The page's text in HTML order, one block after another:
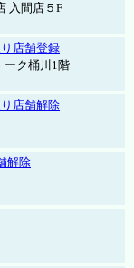
入間店５F
店舗登録
ク桶川1階
店舗解除
解除